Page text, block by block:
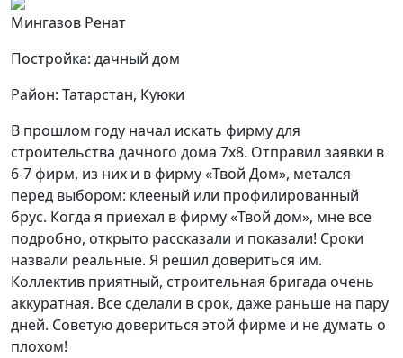
Мингазов Ренат
Постройка: дачный дом
Район: Татарстан, Куюки
В прошлом году начал искать фирму для
строительства дачного дома 7х8. Отправил заявки в
6-7 фирм, из них и в фирму «Твой Дом», метался
перед выбором: клееный или профилированный
брус. Когда я приехал в фирму «Твой дом», мне все
подробно, открыто рассказали и показали! Сроки
назвали реальные. Я решил довериться им.
Коллектив приятный, строительная бригада очень
аккуратная. Все сделали в срок, даже раньше на пару
дней. Советую довериться этой фирме и не думать о
плохом!